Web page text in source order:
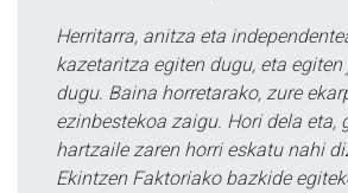
Herritarra, anitza eta
kazetaritza egiten dugu, eta
dugu. Baina horretarako, zure
ezinbestekoa zaigu. Hori dela eta,
hartzaile zaren horri eskatu nahi
Ekintzen Faktoriako bazkide